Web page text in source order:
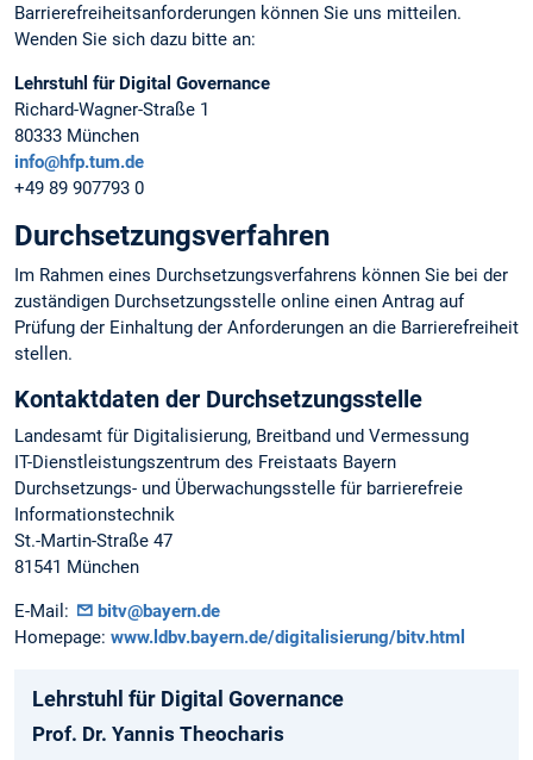
Barrierefreiheitsanforderungen können Sie uns mitteilen.
Wenden Sie sich dazu bitte an:
Lehrstuhl für Digital Governance
Richard-Wagner-Straße 1
80333 München
info@hfp.tum.de
+49 89 907793 0
Durchsetzungsverfahren
Im Rahmen eines Durchsetzungsverfahrens können Sie bei der
zuständigen Durchsetzungsstelle online einen Antrag auf
Prüfung der Einhaltung der Anforderungen an die Barrierefreiheit
stellen.
Kontaktdaten der Durchsetzungsstelle
Landesamt für Digitalisierung, Breitband und Vermessung
IT-Dienstleistungszentrum des Freistaats Bayern
Durchsetzungs- und Überwachungsstelle für barrierefreie
Informationstechnik
St.-Martin-Straße 47
81541 München
E-Mail:
bitv@bayern.de
Homepage: www.ldbv.bayern.de/digitalisierung/bitv.html
Lehrstuhl für Digital Governance
Prof. Dr. Yannis Theocharis